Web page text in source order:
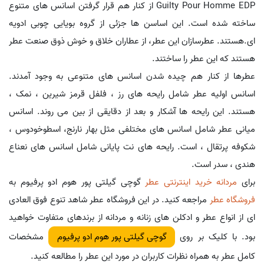
Guilty Pour Homme EDP از کنار هم قرار گرفتن اسانس های متنوع
ساخته شده است. این اساسن ها جزئی از گروه بویایی چوبی ادویه
ای.هستند. عطرسازان این عطر، از عطاران خلاق و خوش ذوق صنعت عطر
هستند که این عطر را ساختند.
عطرها از کنار هم چیده شدن اسانس های متنوعی به وجود آمدند.
اسانس اولیه عطر شامل رایحه های رز ، فلفل قرمز شیرین ، نمک ،
هستند. این رایحه ها آشکار و بعد از دقایقی از بین می روند. اسانس
میانی عطر شامل اسانس های مختلفی مثل بهار نارنج، اسطوخودوس ،
شکوفه پرتقال ، است. رایحه های نت پایانی شامل اسانس های نعناع
هندی ، سدر است.
برای مردانه خرید اینترنتی عطر گوچی گیلتی پور هوم ادو پرفیوم به
فروشگاه عطر مراجعه کنید. در این فروشگاه عطر شاهد تنوع فوق العادی
ای از انواع عطر و ادکلن های زنانه و مردانه از برندهای متفاوت خواهید
بود. با کلیک بر روی
گوچی گیلتی پور هوم ادو پرفیوم
مشخصات
کامل عطر به همراه نظرات کاربران در مورد این عطر را مطالعه کنید.